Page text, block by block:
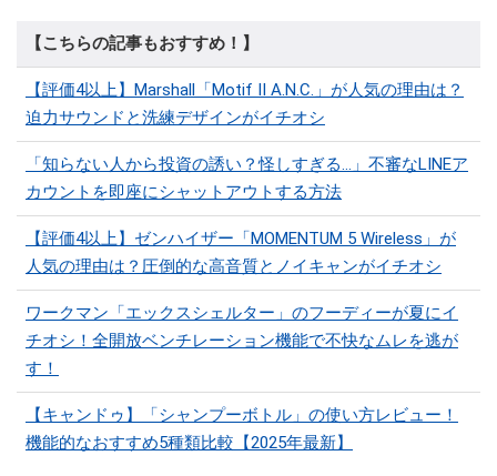
【こちらの記事もおすすめ！】
【評価4以上】Marshall「Motif II A.N.C.」が人気の理由は？
迫力サウンドと洗練デザインがイチオシ
「知らない人から投資の誘い？怪しすぎる…」不審なLINEア
カウントを即座にシャットアウトする方法
【評価4以上】ゼンハイザー「MOMENTUM 5 Wireless」が
人気の理由は？圧倒的な高音質とノイキャンがイチオシ
ワークマン「エックスシェルター」のフーディーが夏にイ
チオシ！全開放ベンチレーション機能で不快なムレを逃が
す！
【キャンドゥ】「シャンプーボトル」の使い方レビュー！
機能的なおすすめ5種類比較【2025年最新】